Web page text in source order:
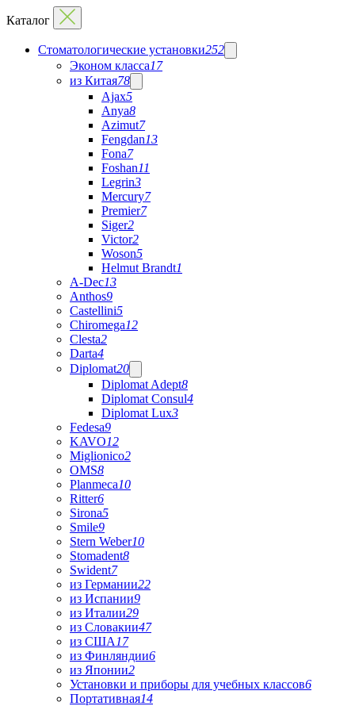
Каталог
Стоматологические установки252
Эконом класса17
из Китая78
Ajax5
Anya8
Azimut7
Fengdan13
Fona7
Foshan11
Legrin3
Mercury7
Premier7
Siger2
Victor2
Woson5
Helmut Brandt1
A-Dec13
Anthos9
Castellini5
Chiromega12
Clesta2
Darta4
Diplomat20
Diplomat Adept8
Diplomat Consul4
Diplomat Lux3
Fedesa9
KAVO12
Miglionico2
OMS8
Planmeca10
Ritter6
Sirona5
Smile9
Stern Weber10
Stomadent8
Swident7
из Германии22
из Испании9
из Италии29
из Словакии47
из США 17
из Финляндии6
из Японии2
Установки и приборы для учебных классов6
Портативная14